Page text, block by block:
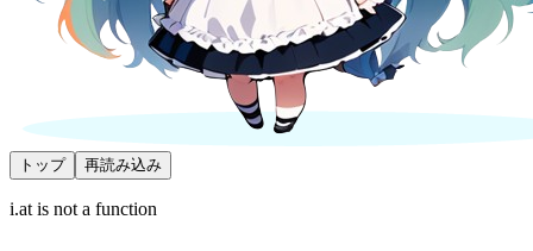
トップ 再読み込み
i.at is not a function